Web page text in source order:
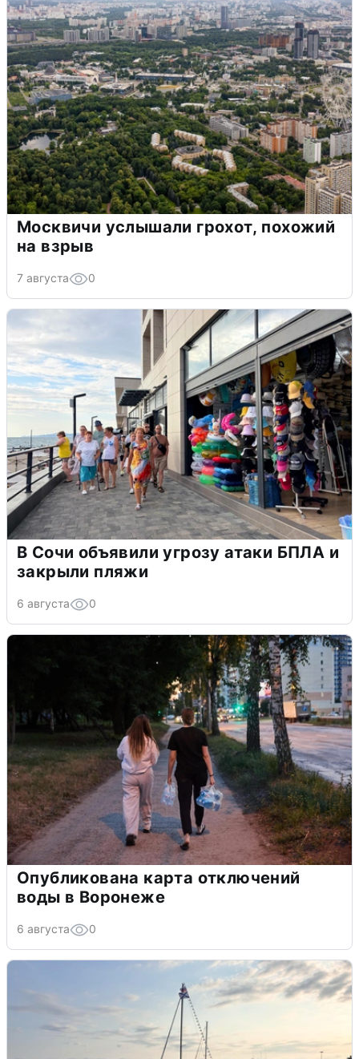
Москвичи услышали грохот, похожий
на взрыв
7 августа 0
В Сочи объявили угрозу атаки БПЛА и
закрыли пляжи
6 августа 0
Опубликована карта отключений
воды в Воронеже
6 августа 0